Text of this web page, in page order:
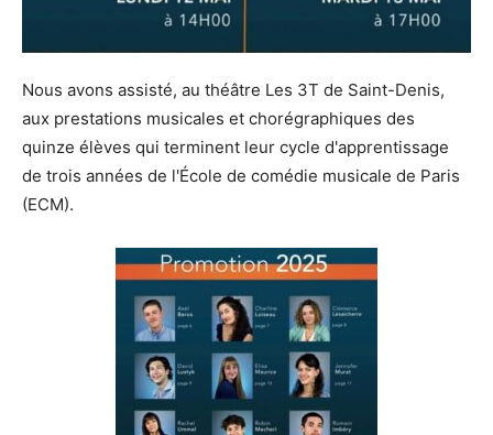
Nous avons assisté, au théâtre Les 3T de Saint-Denis,
aux prestations musicales et chorégraphiques des
quinze élèves qui terminent leur cycle d'apprentissage
de trois années de l'École de comédie musicale de Paris
(ECM).